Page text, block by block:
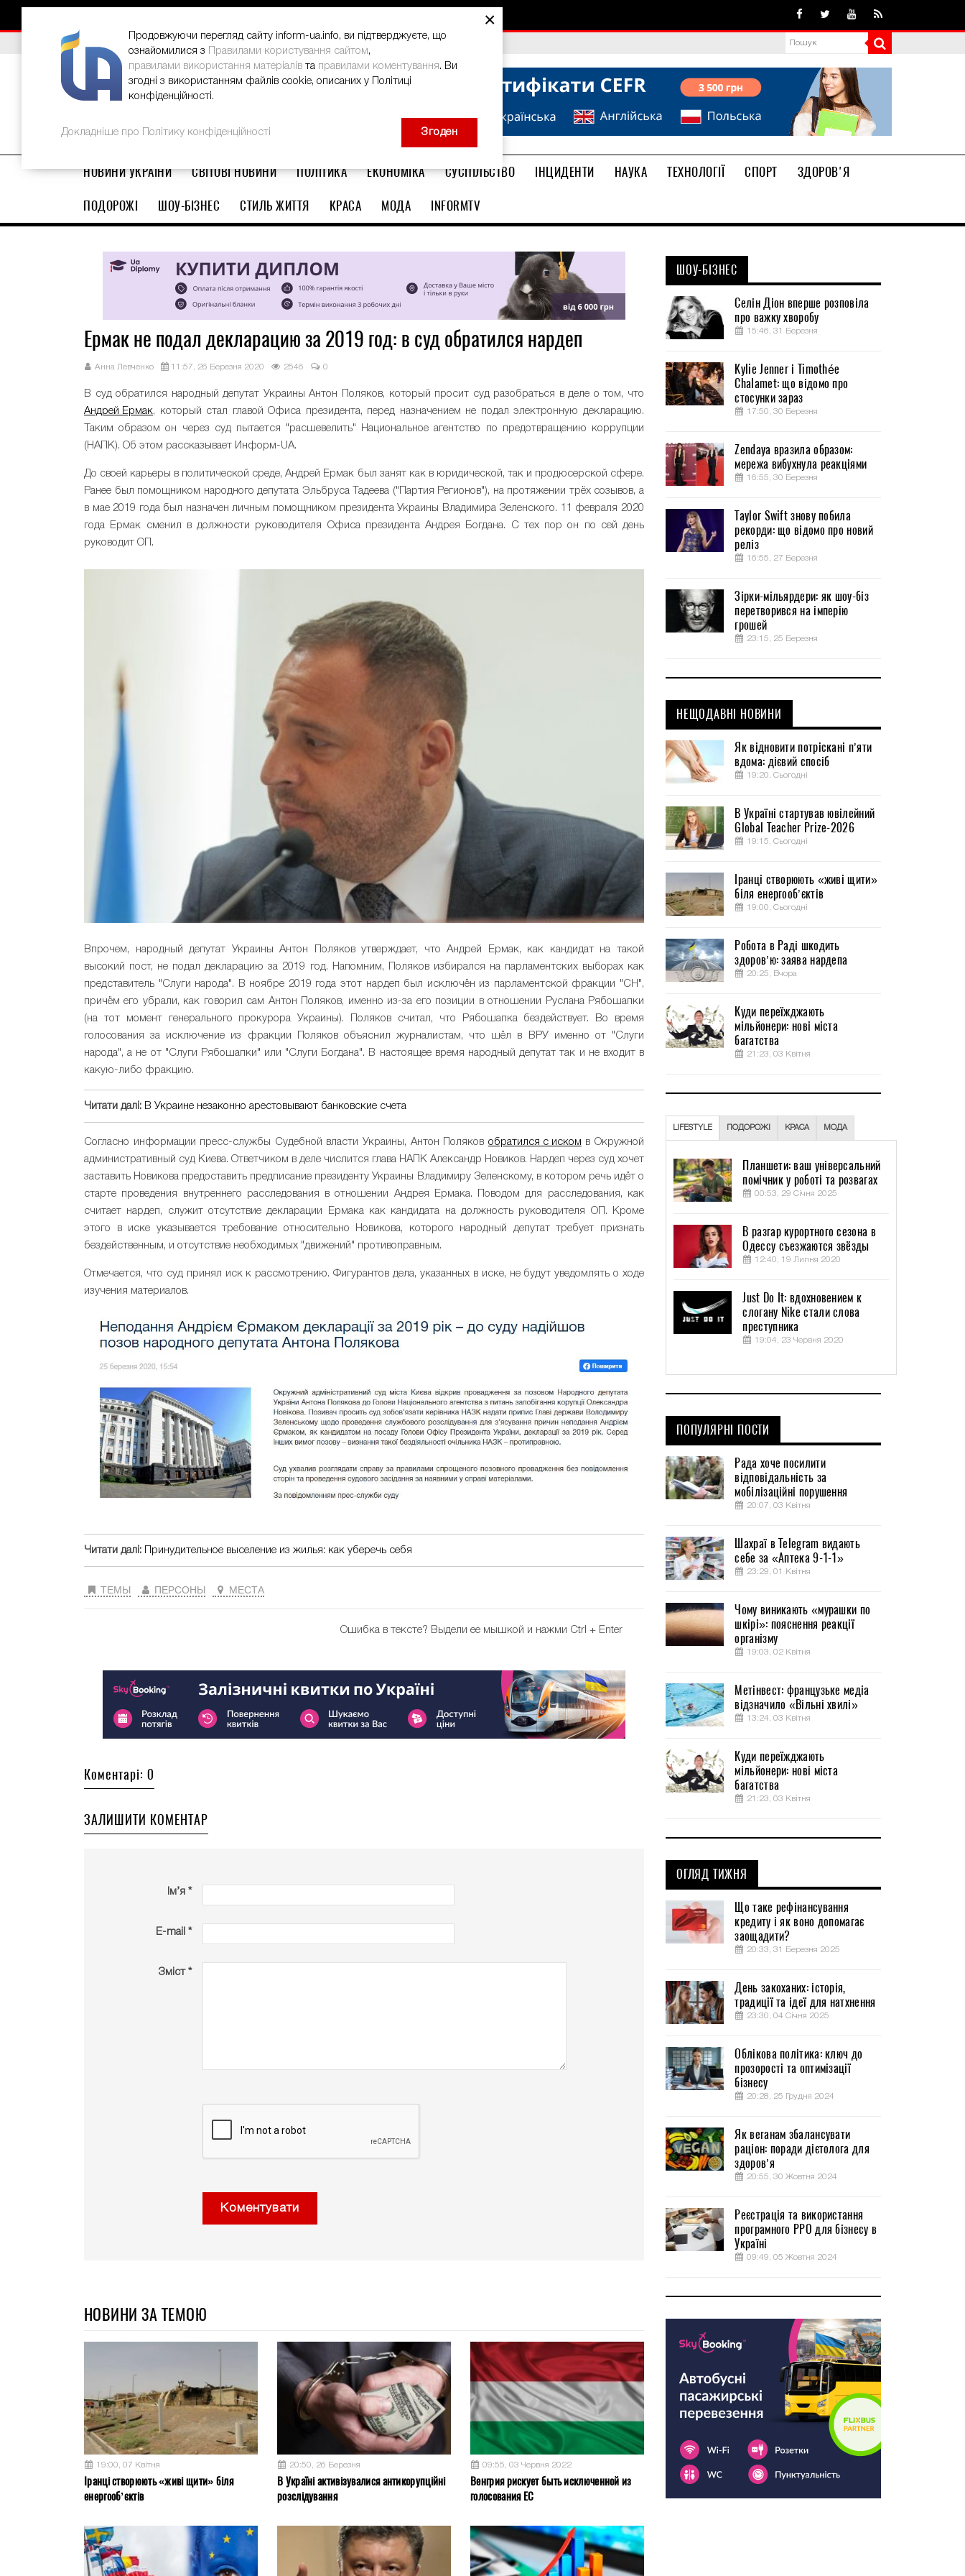
ВИБІР РЕДАКЦІЇ В Україні стартував ювілейний Global Teacher Prize-2026
НОВИНИ УКРАЇНИ СВІТОВІ НОВИНИ ПОЛІТИКА ЕКОНОМІКА СУСПІЛЬСТВО ІНЦИДЕНТИ НАУКА ТЕХНОЛОГІЇ СПОРТ
ЗДОРОВ'Я
ПОДОРОЖІ
ШОУ-БІЗНЕС СТИЛЬ ЖИТТЯ КРАСА МОДА INFORMTV
Ермак не подал декларацию за 2019 год: в суд обратился нардеп
Анна Левченко 11:57, 26 Березня 2020 2546 0
В суд обратился народный депутат Украины Антон Поляков, который просит суд разобраться в деле о том, что
Андрей Ермак, который стал главой Офиса президента, перед назначением не подал электронную декларацию.
Таким образом он через суд пытается "расшевелить" Национальное агентство по предотвращению коррупции
(НАПК). Об этом рассказывает Информ-UA.
До своей карьеры в политической среде, Андрей Ермак был занят как в юридической, так и продюсерской сфере.
Ранее был помощником народного депутата Эльбруса Тадеева ("Партия Регионов"), на протяжении трёх созывов, а
в мае 2019 года был назначен личным помощником президента Украины Владимира Зеленского. 11 февраля 2020
года Ермак сменил в должности руководителя Офиса президента Андрея Богдана. С тех пор он по сей день
руководит ОП.
Впрочем, народный депутат Украины Антон Поляков утверждает, что Андрей Ермак, как кандидат на такой
высокий пост, не подал декларацию за 2019 год. Напомним, Поляков избирался на парламентских выборах как
представитель "Слуги народа". В ноябре 2019 года этот нардеп был исключён из парламентской фракции "СН",
причём его убрали, как говорил сам Антон Поляков, именно из-за его позиции в отношении Руслана Рябошапки
(на тот момент генерального прокурора Украины). Поляков считал, что Рябошапка бездействует. Во время
голосования за исключение из фракции Поляков объяснил журналистам, что шёл в ВРУ именно от "Слуги
народа", а не от "Слуги Рябошапки" или "Слуги Богдана". В настоящее время народный депутат так и не входит в
какую-либо фракцию.
Читати далі: В Украине незаконно арестовывают банковские счета
Согласно информации пресс-службы Судебной власти Украины, Антон Поляков обратился с иском в Окружной
административный суд Киева. Ответчиком в деле числится глава НАПК Александр Новиков. Нардеп через суд хочет
заставить Новикова предоставить предписание президенту Украины Владимиру Зеленскому, в котором речь идёт о
старте проведения внутреннего расследования в отношении Андрея Ермака. Поводом для расследования, как
считает нардеп, служит отсутствие декларации Ермака как кандидата на должность руководителя ОП. Кроме
этого в иске указывается требование относительно Новикова, которого народный депутат требует признать
бездейственным, и отсутствие необходимых "движений" противоправным.
Отмечается, что суд принял иск к рассмотрению. Фигурантов дела, указанных в иске, не будут уведомлять о ходе
изучения материалов.
Читати далі: Принудительное выселение из жилья: как уберечь себя
ТЕМЫ ПЕРСОНЫ МЕСТА
Ошибка в тексте? Выдели ее мышкой и нажми Ctrl + Enter
Коментарі: 0
ЗАЛИШИТИ КОМЕНТАР
Ім’я *
E-mail *
Зміст *
Коментувати
НОВИНИ ЗА ТЕМОЮ
19:00, 07 Квітня
Іранці створюють «живі щити» біля
енергооб’єктів
20:50, 26 Березня
В Україні активізувалися антикорупційні
розслідування
09:55, 03 Червня 2022
Венгрия рискует быть исключенной из
голосования ЕС
ШОУ-БІЗНЕС
Селін Діон вперше розповіла
про важку хворобу
15:46, 31 Березня
Kylie Jenner і Timothée
Chalamet: що відомо про
стосунки зараз
17:50, 30 Березня
Zendaya вразила образом:
мережа вибухнула реакціями
16:55, 30 Березня
Taylor Swift знову побила
рекорди: що відомо про новий
реліз
16:55, 27 Березня
Зірки-мільярдери: як шоу-біз
перетворився на імперію
грошей
23:15, 25 Березня
НЕЩОДАВНІ НОВИНИ
Як відновити потріскані п’яти
вдома: дієвий спосіб
19:20, Сьогодні
В Україні стартував ювілейний
Global Teacher Prize-2026
19:15, Сьогодні
Іранці створюють «живі щити»
біля енергооб’єктів
19:00, Сьогодні
Робота в Раді шкодить
здоров’ю: заява нардепа
20:25, Вчора
Куди переїжджають
мільйонери: нові міста
багатства
21:23, 03 Квітня
LIFESTYLE ПОДОРОЖІ КРАСА МОДА
Планшети: ваш універсальний
помічник у роботі та розвагах
00:53, 29 Січня 2025
В разгар курортного сезона в
Одессу съезжаются звёзды
12:40, 19 Липня 2020
Just Do It: вдохновением к
слогану Nike стали слова
преступника
19:04, 23 Червня 2020
ПОПУЛЯРНІ ПОСТИ
Рада хоче посилити
відповідальність за
мобілізаційні порушення
20:07, 03 Квітня
Шахраї в Telegram видають
себе за «Аптека 9-1-1»
23:29, 01 Квітня
Чому виникають «мурашки по
шкірі»: пояснення реакції
організму
19:03, 02 Квітня
Метінвест: французьке медіа
відзначило «Вільні хвилі»
13:24, 03 Квітня
Куди переїжджають
мільйонери: нові міста
багатства
21:23, 03 Квітня
ОГЛЯД ТИЖНЯ
Що таке рефінансування
кредиту і як воно допомагає
заощадити?
20:33, 31 Березня 2025
День закоханих: історія,
традиції та ідеї для натхнення
23:30, 04 Січня 2025
Облікова політика: ключ до
прозорості та оптимізації
бізнесу
20:28, 25 Грудня 2024
Як веганам збалансувати
раціон: поради дієтолога для
здоров’я
20:55, 30 Жовтня 2024
Реєстрація та використання
програмного РРО для бізнесу в
Україні
09:49, 05 Жовтня 2024
×
Продовжуючи перегляд сайту inform-ua.info, ви підтверджуєте, що
ознайомилися з
Правилами користування сайтом,
правилами використання матеріалів та правилами коментування. Ви
згодні з використанням файлів cookie, описаних у Політиці
конфіденційності.
Докладніше про Політику конфіденційності Згоден